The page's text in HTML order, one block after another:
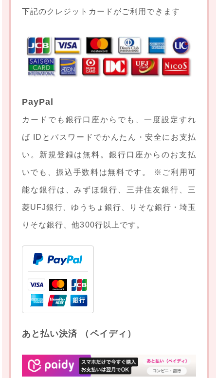
下記のクレジットカードがご利用できます
PayPal
カードでも銀行口座からでも、一度設定すれ
ば IDとパスワードでかんたん・安全にお支払
い。新規登録は無料。銀行口座からのお支払
いでも、振込手数料は無料です。 ※ご利用可
能な銀行は、みずほ銀行、三井住友銀行、三
菱UFJ銀行、ゆうちょ銀行、りそな銀行・埼玉
りそな銀行、他300行以上です。
あと払い決済 （ペイディ）